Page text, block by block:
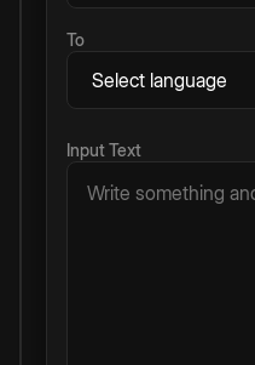
To
Input Text